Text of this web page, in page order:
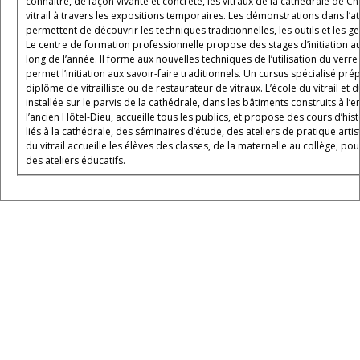
vitrail à travers les expositions temporaires. Les démonstrations dans
permettent de découvrir les techniques traditionnelles, les outils et les
Le centre de formation professionnelle propose des stages d’initiation
long de l’année. Il forme aux nouvelles techniques de l’utilisation du
permet l’initiation aux savoir-faire traditionnels. Un cursus spécialisé
diplôme de vitrailliste ou de restaurateur de vitraux. L’école du vitrail et du patrimoine,
installée sur le parvis de la cathédrale, dans les bâtiments construits à
l’ancien Hôtel-Dieu, accueille tous les publics, et propose des cours
liés à la cathédrale, des séminaires d’étude, des ateliers de pratique
du vitrail accueille les élèves des classes, de la maternelle au collège,
des ateliers éducatifs.